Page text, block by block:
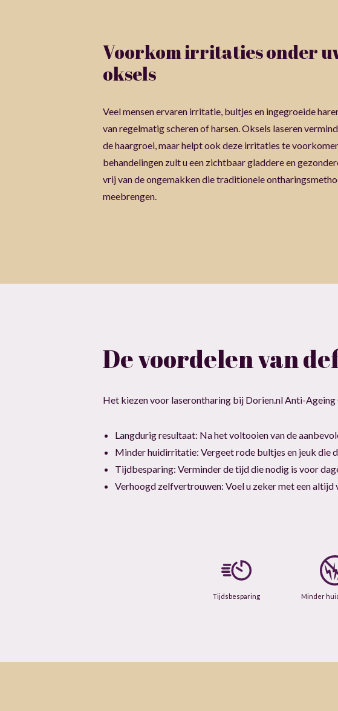
Voorkom irritaties onder
oksels
Veel mensen ervaren irritatie, bultjes en ingegroeide
van regelmatig scheren of harsen. Oksels laseren
de haargroei, maar helpt ook deze irritaties te
behandelingen zult u een zichtbaar gladdere en
vrij van de ongemakken die traditionele
meebrengen.
De voordelen van
Het kiezen voor laserontharing bij Dorien.nl Anti-
Langdurig resultaat: Na het voltooien van de
Minder huidirritatie: Vergeet rode bultjes en jeuk die
Tijdbesparing: Verminder de tijd die nodig is voor
Verhoogd zelfvertrouwen: Voel u zeker met een altijd
Tijdsbesparing Minder